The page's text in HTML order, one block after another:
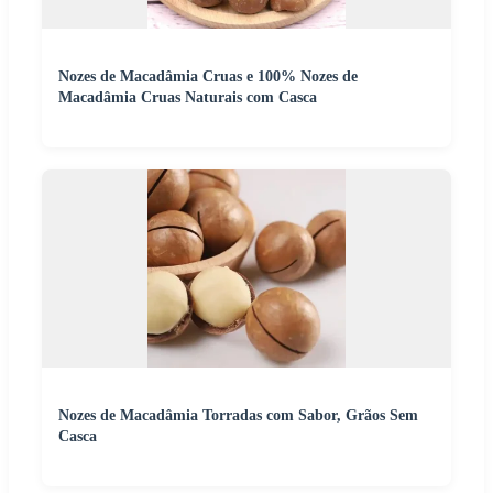
Nozes de Macadâmia Cruas e 100% Nozes de
Macadâmia Cruas Naturais com Casca
Nozes de Macadâmia Torradas com Sabor, Grãos Sem
Casca